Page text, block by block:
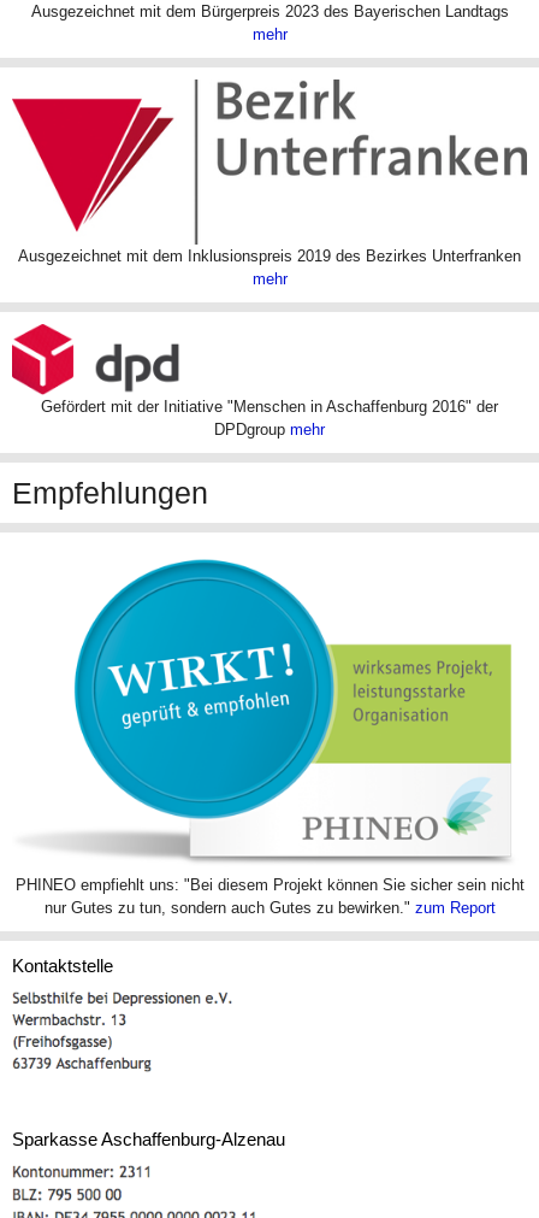
Ausgezeichnet mit dem Bürgerpreis 2023 des Bayerischen Landtags
mehr
Ausgezeichnet mit dem Inklusionspreis 2019 des Bezirkes Unterfranken
mehr
Gefördert mit der Initiative "Menschen in Aschaffenburg 2016" der
DPDgroup mehr
Empfehlungen
PHINEO empfiehlt uns: "Bei diesem Projekt können Sie sicher sein nicht
nur Gutes zu tun, sondern auch Gutes zu bewirken." zum Report
Kontaktstelle
Sparkasse Aschaffenburg-Alzenau